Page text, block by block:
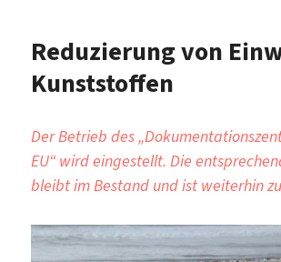
Reduzierung von
Kunststoffen
Der Betrieb des
EU“ wird eingestellt. Die
bleibt im Bestand und ist weiterhin